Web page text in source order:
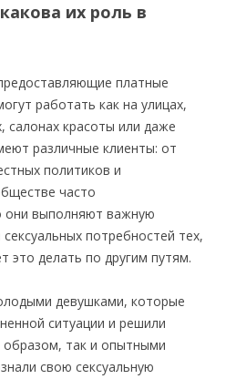
их роль в
платные
работать как на улицах,
салонах красоты или даже
различные клиенты: от
политиков и
часто
они выполняют важную
потребностей тех,
это делать по другим путям.
девушками, которые
ситуации и решили
образом, так и опытными
свою сексуальную